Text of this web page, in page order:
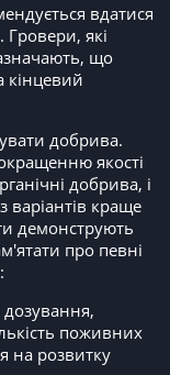
вдатися
які
що
добрива.
якості
добрива, і
варіантів краще
демонструють
про певні
поживних
на розвитку